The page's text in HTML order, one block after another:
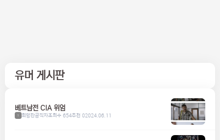
유머 게시판
베트남전 CIA 위엄
1 희망찬공직자조회수 654추천 02024.06.11